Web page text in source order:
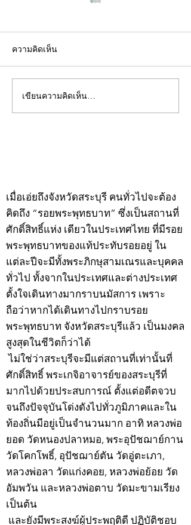
คอลัมน์"จับชีพจรวงการ
พระ"ประจำพุธที่ 29
ความคิดเห็น
เขียนความคิดเห็น…
เมื่อเอ่ยถึงจังหวัดสระบุรี คนทั่วไปจะต้อง
คิดถึง “รอยพระพุทธบาท” ซึ่งเป็นสถานที่
ศักดิ์สิทธิ์แห่ง เดียวในประเทศไทย ที่มีรอย
พระพุทธบาทของแท้ประทับรอยอยู่ ใน
แต่ละปีจะมีทั้งพระภิกษุสามเณรและบุคคล
ทั่วไป ทั้งจากในประเทศและต่างประเทศ
ตั้งใจเดินทางมากราบนมัสการ เพราะ
ถือว่าหากได้เดินทางไปกราบรอย
พระพุทธบาท จังหวัดสระบุรีแล้ว เป็นมงคล
สูงสุดในชีวิตก็ว่าได้
ไม่ใช่ว่าสระบุรีจะมีแต่สถานที่เท่านั้นที่
ศักดิ์สิทธิ์ พระเกจิอาจารย์ของสระบุรีที่
มากไปด้วยประสบการณ์ ตั้งแต่อดีตจวบ
จนถึงปัจจุบันโด่งดังไปทั่วภูมิภาคและใน
ท้องถิ่นมีอยู่เป็นจำนวนมาก อาทิ หลวงพ่อ
ยอด วัดหนองปลาหมอ, พระอุปัชฌาย์กาน
วัดโคกโพธิ์, อุปัชฌาย์ตัน วัดอู่ตะเภา,
หลวงพ่อลา วัดแก่งคอย, หลวงพ่อย้อย วัด
อัมพวัน และหลวงพ่อตาบ วัดมะขามเรียง
เป็นต้น
และยังมีพระสงฆ์ผู้ประพฤติดี ปฏิบัติชอบ